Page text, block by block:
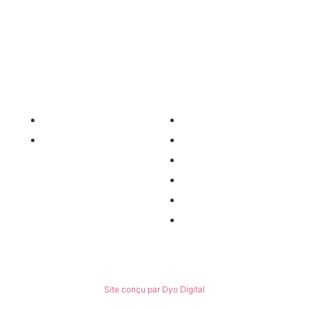
Site conçu par Dyo Digital